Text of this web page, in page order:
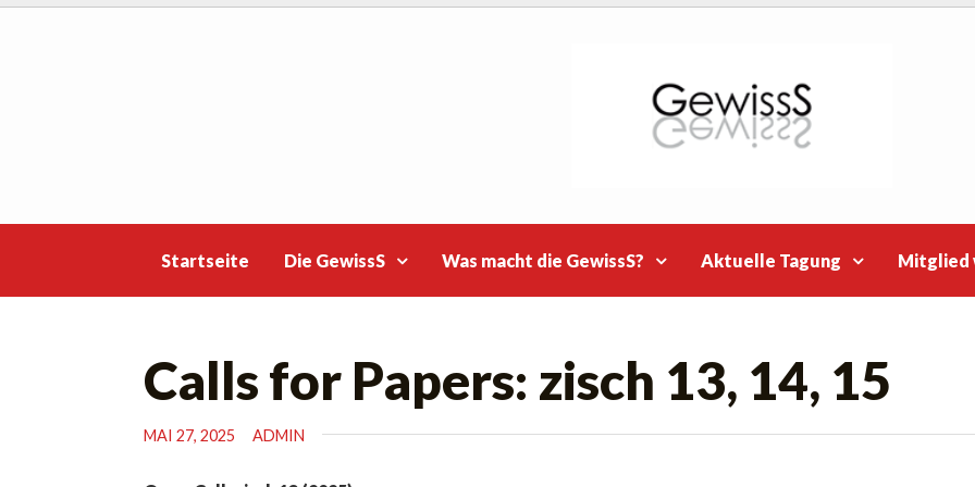
Skip
Startseite Die GewissS Was macht die GewissS? Aktuelle Tagung Mitglied
Calls for Papers: zisch 13, 14, 15
MAI 27, 2025 ADMIN